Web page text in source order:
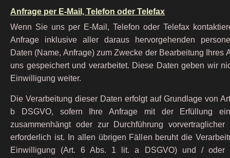
Anfrage per E-Mail, Telefon oder Telefax
Wenn Sie uns per E-Mail, Telefon oder Telefax
Anfrage inklusive aller daraus hervorgehenden
Daten (Name, Anfrage) zum Zwecke der Bearbeitung Ihres
uns gespeichert und verarbeitet. Diese Daten geben wir
Einwilligung weiter.
Die Verarbeitung dieser Daten erfolgt auf Grundlage von
b DSGVO, sofern Ihre Anfrage mit der Erfüllung
zusammenhängt oder zur Durchführung vorvertraglicher
erforderlich ist. In allen übrigen Fällen beruht die
Einwilligung (Art. 6 Abs. 1 lit. a DSGVO) und / oder